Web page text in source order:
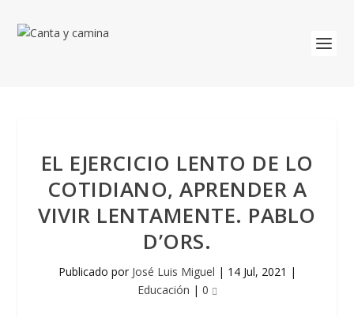
EL EJERCICIO LENTO DE LO
COTIDIANO, APRENDER A
VIVIR LENTAMENTE. PABLO
D’ORS.
Publicado por José Luis Miguel | 14 Jul, 2021 |
Educación | 0